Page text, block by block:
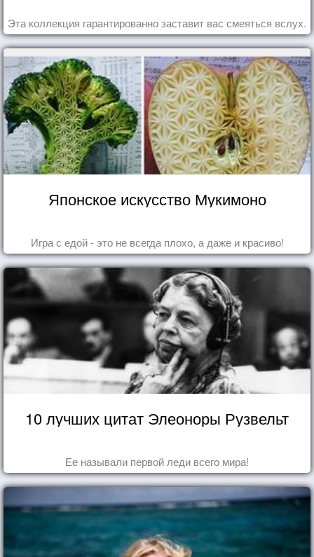
Эта коллекция гарантированно заставит вас смеяться вслух.
Японское искусство Мукимоно
Игра с едой - это не всегда плохо, а даже и красиво!
10 лучших цитат Элеоноры Рузвельт
Ее называли первой леди всего мира!